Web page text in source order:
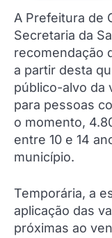
A Prefeitura de
Secretaria da
recomendação
a partir desta
público-alvo da
para pessoas
o momento,
entre 10 e 14
município.
Temporária, a
aplicação das
próximas ao